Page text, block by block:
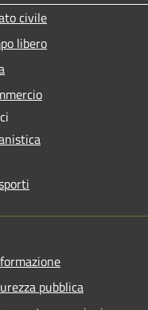
civile
libero
pubblica